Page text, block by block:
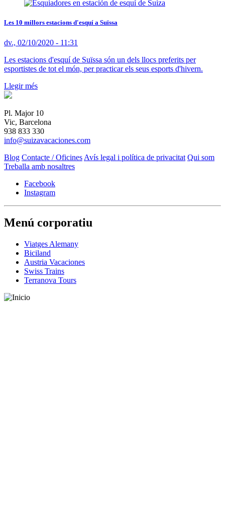
Les 10 millors estacions d'esquí a Suïssa
dv., 02/10/2020 - 11:31
Les estacions d'esquí de Suïssa són un dels llocs preferits per
esportistes de tot el món, per practicar els seus esports d'hivern.
Llegir més
Pl. Major 10
Vic, Barcelona
938 833 330
info@suizavacaciones.com
Blog Contacte / Oficines Avís legal i política de privacitat Qui som
Treballa amb nosaltres
Facebook
Instagram
Menú corporatiu
Viatges Alemany
Biciland
Austria Vacaciones
Swiss Trains
Terranova Tours